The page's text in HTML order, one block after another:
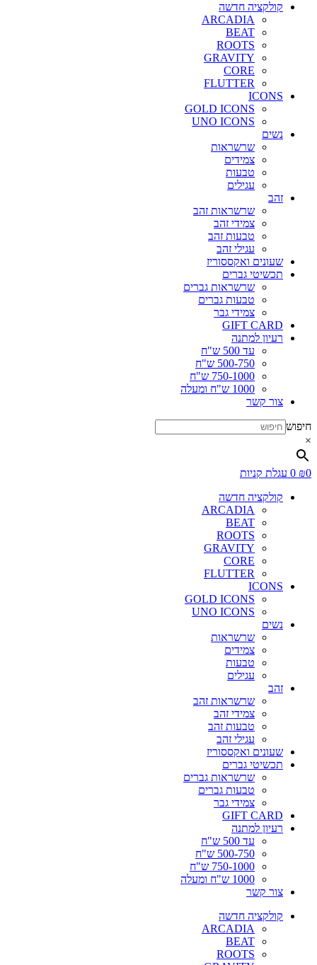
קולקציה חדשה
ARCADIA
BEAT
ROOTS
GRAVITY
CORE
FLUTTER
ICONS
GOLD ICONS
UNO ICONS
נשים
שרשראות
צמידים
טבעות
עגילים
זהב
שרשראות זהב
צמידי זהב
טבעות זהב
עגילי זהב
שעונים ואקססוריז
תכשיטי גברים
שרשראות גברים
טבעות גברים
צמידי גבר
GIFT CARD
רעיון למתנה
עד 500 ש"ח
500-750 ש"ח
750-1000 ש"ח
1000 ש"ח ומעלה
צור קשר
חיפוש
×
₪0
0 עגלת קניות
קולקציה חדשה
ARCADIA
BEAT
ROOTS
GRAVITY
CORE
FLUTTER
ICONS
GOLD ICONS
UNO ICONS
נשים
שרשראות
צמידים
טבעות
עגילים
זהב
שרשראות זהב
צמידי זהב
טבעות זהב
עגילי זהב
שעונים ואקססוריז
תכשיטי גברים
שרשראות גברים
טבעות גברים
צמידי גבר
GIFT CARD
רעיון למתנה
עד 500 ש"ח
500-750 ש"ח
750-1000 ש"ח
1000 ש"ח ומעלה
צור קשר
קולקציה חדשה
ARCADIA
BEAT
ROOTS